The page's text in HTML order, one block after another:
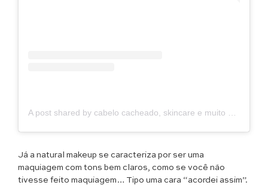
Já a natural makeup se caracteriza por ser uma
maquiagem com tons bem claros, como se você não
tivesse feito maquiagem… Tipo uma cara “acordei assim”.